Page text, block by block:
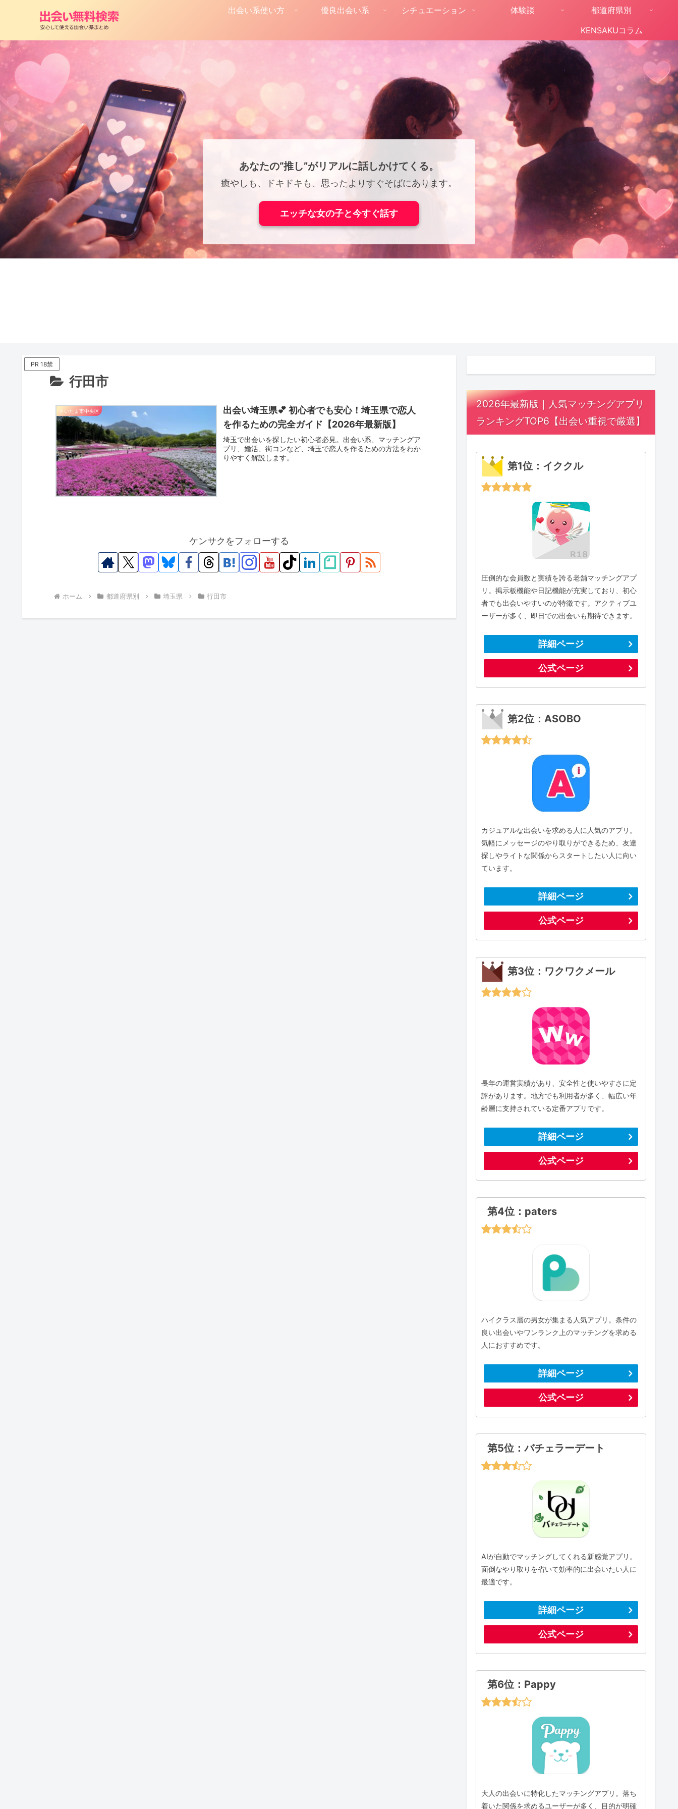
出会い系使い方 優良出会い系 シチュエーション 体験談
都道府県別
KENSAKUコラム
あなたの“推し”がリアルに話しかけてくる。
癒やしも、ドキドキも、思ったよりすぐそばにあります。
エッチな女の子と今すぐ話す
PR 18禁
行田市
さいたま市中央区
出会い埼玉県💕 初心者でも安心！埼玉県で恋人
を作るための完全ガイド【2026年最新版】
埼玉で出会いを探したい初心者必見。出会い系、マッチングア
プリ、婚活、街コンなど、埼玉で恋人を作るための方法をわか
りやすく解説します。
ケンサクをフォローする
ホーム 都道府県別 埼玉県 行田市
2026年最新版｜人気マッチングアプリ
ランキングTOP6【出会い重視で厳選】
第1位：イククル
圧倒的な会員数と実績を誇る老舗マッチングアプ
リ。掲示板機能や日記機能が充実しており、初心
者でも出会いやすいのが特徴です。アクティブユ
ーザーが多く、即日での出会いも期待できます。
詳細ページ
公式ページ
第2位：ASOBO
カジュアルな出会いを求める人に人気のアプリ。
気軽にメッセージのやり取りができるため、友達
探しやライトな関係からスタートしたい人に向い
ています。
詳細ページ
公式ページ
第3位：ワクワクメール
長年の運営実績があり、安全性と使いやすさに定
評があります。地方でも利用者が多く、幅広い年
齢層に支持されている定番アプリです。
詳細ページ
公式ページ
第4位：paters
ハイクラス層の男女が集まる人気アプリ。条件の
良い出会いやワンランク上のマッチングを求める
人におすすめです。
詳細ページ
公式ページ
第5位：バチェラーデート
AIが自動でマッチングしてくれる新感覚アプリ。
面倒なやり取りを省いて効率的に出会いたい人に
最適です。
詳細ページ
公式ページ
第6位：Pappy
大人の出会いに特化したマッチングアプリ。落ち
着いた関係を求めるユーザーが多く、目的が明確